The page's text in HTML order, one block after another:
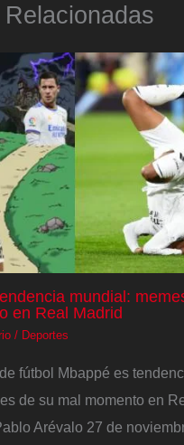
mundial:
en Real Madrid
/ Deportes
fútbol Mbappé es
de su mal momento en
Arévalo 27 de